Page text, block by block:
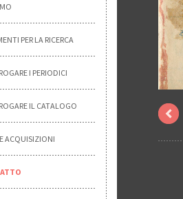
PER LA RICERCA
I PERIODICI
IL CATALOGO
ACQUISIZIONI